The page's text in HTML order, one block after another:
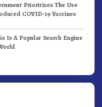
Prioritizes The Use
COVID-19 Vaccines
Is A Popular Search Engine